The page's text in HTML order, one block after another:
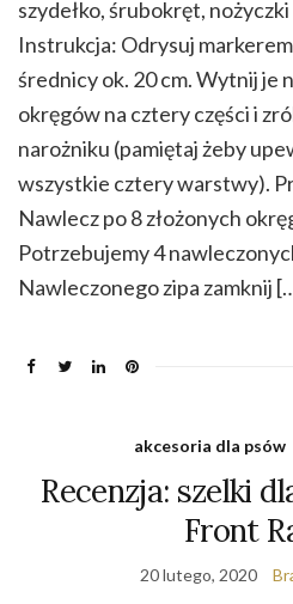
szydełko, śrubokręt,
Instrukcja: Odrysuj
średnicy ok. 20 cm. Wytnij je
okręgów na cztery części i
narożniku (pamiętaj żeby
wszystkie cztery warstwy).
Nawlecz po 8 złożonych
Potrzebujemy 4
Nawleczonego zipa zamknij
akcesoria dla psów
Recenzja: szelki
Front
20 lutego, 2020